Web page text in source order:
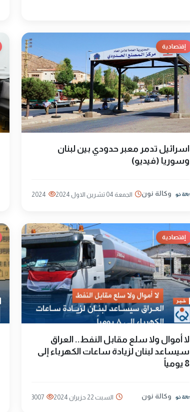
إقتصادية
اسرائيل تدمر معبر حدودي بين لبنان
وسوريا (فيديو)
وكالة نون الجمعة 04 تشرين الاول 2024 2024
إقتصادية
لا أموال ولا سلع مقابل النفط.. العراق
سيساعد لبنان لزيادة ساعات الكهرباء إلى
8 يومياً
وكالة نون السبت 22 حزيران 2024 3007